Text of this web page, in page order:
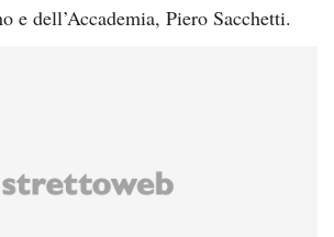
e dell’Accademia, Piero Sacchetti.